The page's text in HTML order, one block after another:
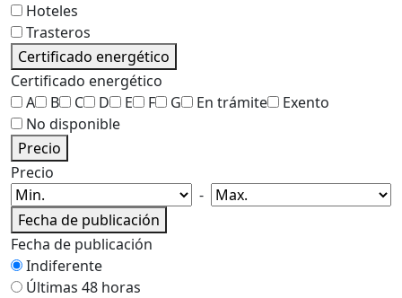
Hoteles
Trasteros
Certificado energético
Certificado energético
A
B C D E F G En trámite
Exento
No disponible
Precio
Precio
-
Fecha de publicación
Fecha de publicación
Indiferente
Últimas 48 horas